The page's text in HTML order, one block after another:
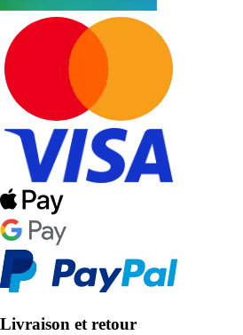
Livraison et retour